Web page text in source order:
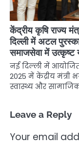
केंद्रीय कृषि राज्य
दिल्ली में अटल
समाजसेवा में उत्कृष्ट
नई दिल्ली में
2025 में केंद्रीय मंत्री
स्वास्थ्य और
Leave a Reply
Your email